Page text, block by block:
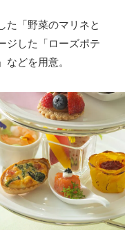
た「野菜のマリネと
ジした「ローズポテ
などを用意。